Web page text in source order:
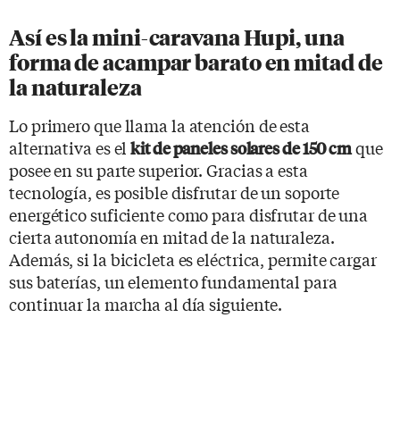
Así es la mini-caravana Hupi, una
forma de acampar barato en mitad de
la naturaleza
Lo primero que llama la atención de esta
alternativa es elkit de paneles solares de 150 cmque
posee en su parte superior. Gracias a esta
tecnología, es posible disfrutar de un soporte
energético suficiente como para disfrutar de una
cierta autonomía en mitad de la naturaleza.
Además, si la bicicleta es eléctrica, permite cargar
sus baterías, un elemento fundamental para
continuar la marcha al día siguiente.